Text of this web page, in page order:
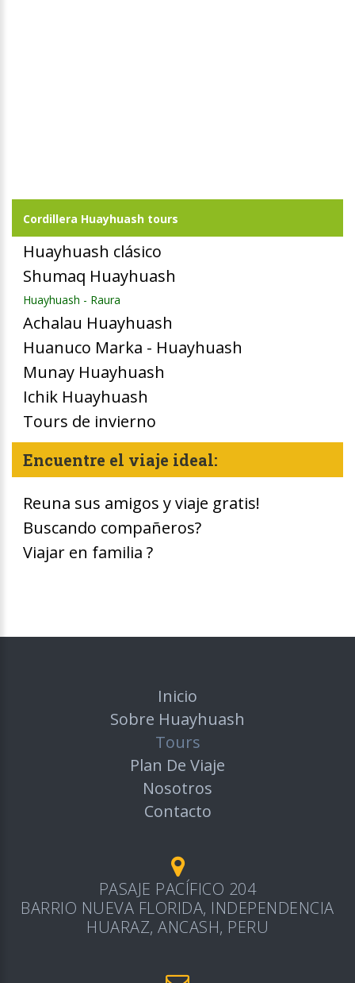
Cordillera Huayhuash tours
Huayhuash clásico
Shumaq Huayhuash
Huayhuash - Raura
Achalau Huayhuash
Huanuco Marka - Huayhuash
Munay Huayhuash
Ichik Huayhuash
Tours de invierno
Encuentre el viaje ideal:
Reuna sus amigos y viaje gratis!
Buscando compañeros?
Viajar en familia ?
Inicio
Sobre Huayhuash
Tours
Plan De Viaje
Nosotros
Contacto
PASAJE PACÍFICO 204
BARRIO NUEVA FLORIDA, INDEPENDENCIA
HUARAZ, ANCASH, PERU